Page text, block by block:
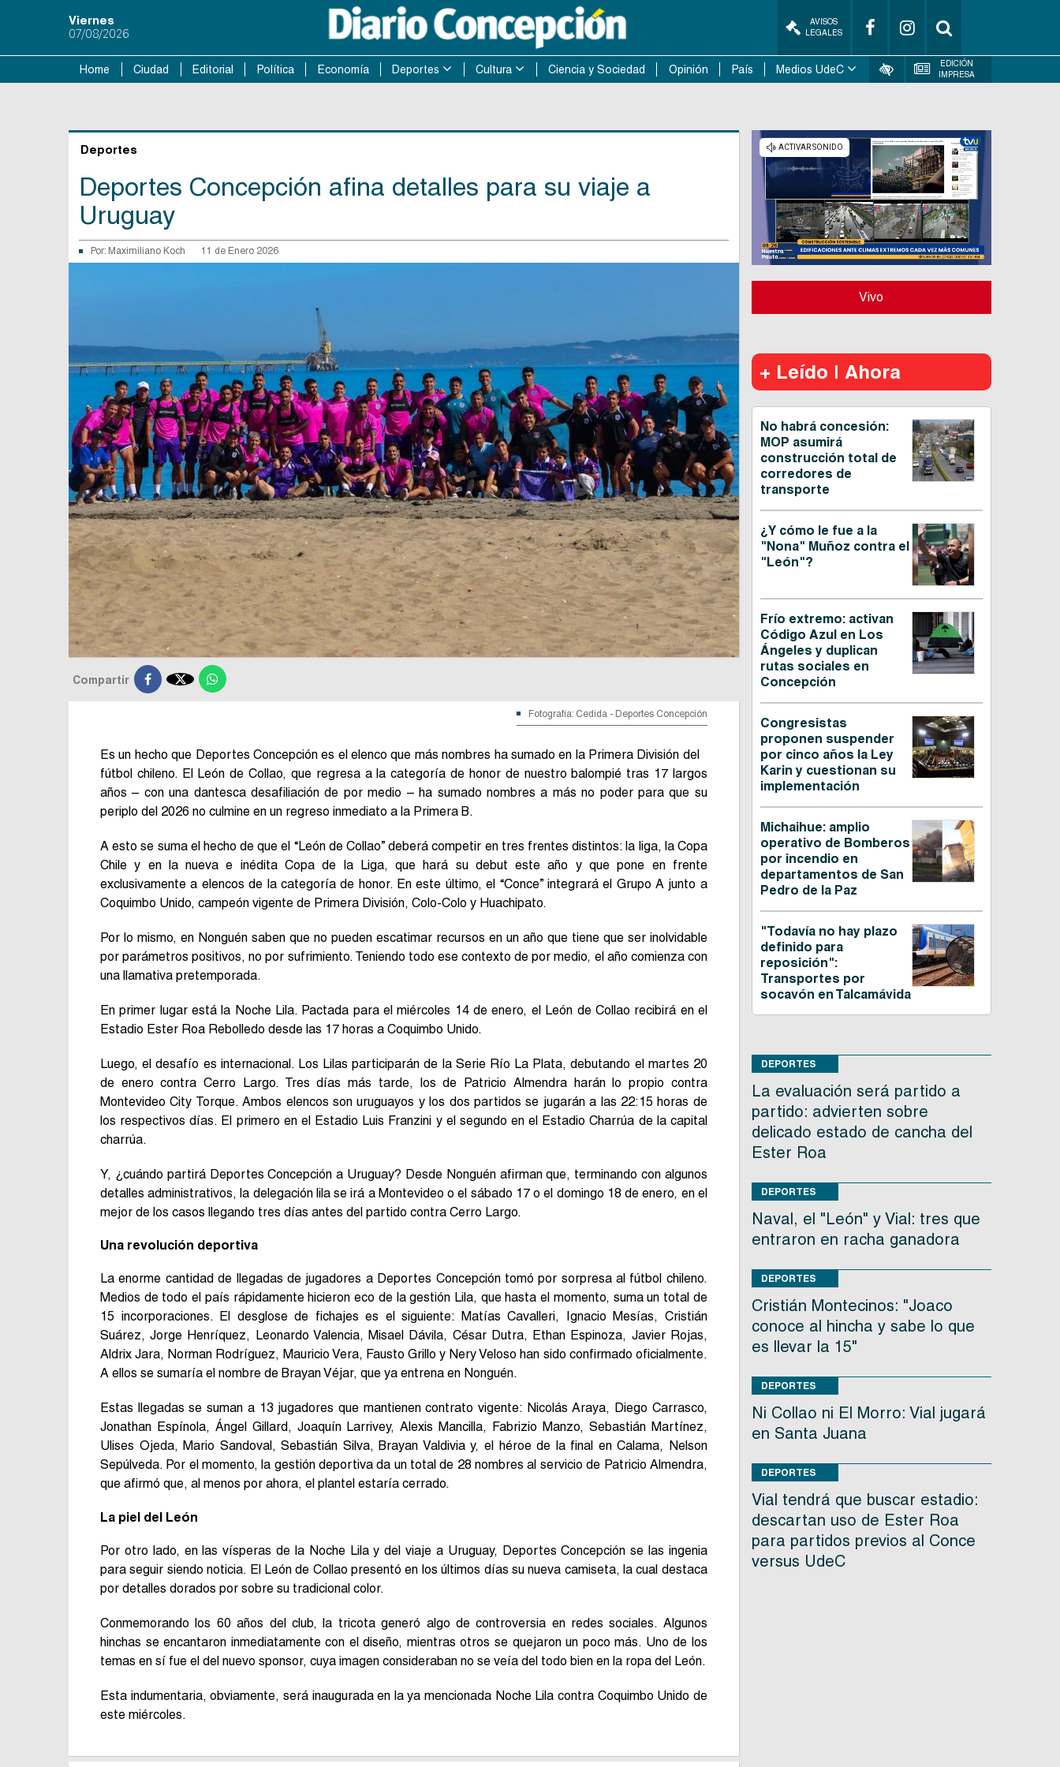
Viernes
07/08/2026
AVISOS
LEGALES
Home Ciudad Editorial Política Economía Deportes Cultura Ciencia y Sociedad Opinión País Medios UdeC
EDICIÓN
IMPRESA
Deportes
Deportes Concepción afina detalles para su viaje a
Uruguay
Por: Maximiliano Koch 11 de Enero 2026
Compartir 
Fotografía: Cedida - Deportes Concepción
Es un hecho que Deportes Concepción es el elenco que más nombres ha sumado en la Primera División del
fútbol chileno. El León de Collao, que regresa a la categoría de honor de nuestro balompié tras 17 largos
años – con una dantesca desafiliación de por medio – ha sumado nombres a más no poder para que su
periplo del 2026 no culmine en un regreso inmediato a la Primera B.
A esto se suma el hecho de que el “León de Collao” deberá competir en tres frentes distintos: la liga, la Copa
Chile y en la nueva e inédita Copa de la Liga, que hará su debut este año y que pone en frente
exclusivamente a elencos de la categoría de honor. En este último, el “Conce” integrará el Grupo A junto a
Coquimbo Unido, campeón vigente de Primera División, Colo-Colo y Huachipato.
Por lo mismo, en Nonguén saben que no pueden escatimar recursos en un año que tiene que ser inolvidable
por parámetros positivos, no por sufrimiento. Teniendo todo ese contexto de por medio, el año comienza con
una llamativa pretemporada.
En primer lugar está la Noche Lila. Pactada para el miércoles 14 de enero, el León de Collao recibirá en el
Estadio Ester Roa Rebolledo desde las 17 horas a Coquimbo Unido.
Luego, el desafío es internacional. Los Lilas participarán de la Serie Río La Plata, debutando el martes 20
de enero contra Cerro Largo. Tres días más tarde, los de Patricio Almendra harán lo propio contra
Montevideo City Torque. Ambos elencos son uruguayos y los dos partidos se jugarán a las 22:15 horas de
los respectivos días. El primero en el Estadio Luis Franzini y el segundo en el Estadio Charrúa de la capital
charrúa.
Y, ¿cuándo partirá Deportes Concepción a Uruguay? Desde Nonguén afirman que, terminando con algunos
detalles administrativos, la delegación lila se irá a Montevideo o el sábado 17 o el domingo 18 de enero, en el
mejor de los casos llegando tres días antes del partido contra Cerro Largo.
Una revolución deportiva
La enorme cantidad de llegadas de jugadores a Deportes Concepción tomó por sorpresa al fútbol chileno.
Medios de todo el país rápidamente hicieron eco de la gestión Lila, que hasta el momento, suma un total de
15 incorporaciones. El desglose de fichajes es el siguiente: Matías Cavalleri, Ignacio Mesías, Cristián
Suárez, Jorge Henríquez, Leonardo Valencia, Misael Dávila, César Dutra, Ethan Espinoza, Javier Rojas,
Aldrix Jara, Norman Rodríguez, Mauricio Vera, Fausto Grillo y Nery Veloso han sido confirmado oficialmente.
A ellos se sumaría el nombre de Brayan Véjar, que ya entrena en Nonguén.
Estas llegadas se suman a 13 jugadores que mantienen contrato vigente: Nicolás Araya, Diego Carrasco,
Jonathan Espínola, Ángel Gillard, Joaquín Larrivey, Alexis Mancilla, Fabrizio Manzo, Sebastián Martínez,
Ulises Ojeda, Mario Sandoval, Sebastián Silva, Brayan Valdivia y, el héroe de la final en Calama, Nelson
Sepúlveda. Por el momento, la gestión deportiva da un total de 28 nombres al servicio de Patricio Almendra,
que afirmó que, al menos por ahora, el plantel estaría cerrado.
La piel del León
Por otro lado, en las vísperas de la Noche Lila y del viaje a Uruguay, Deportes Concepción se las ingenia
para seguir siendo noticia. El León de Collao presentó en los últimos días su nueva camiseta, la cual destaca
por detalles dorados por sobre su tradicional color.
Conmemorando los 60 años del club, la tricota generó algo de controversia en redes sociales. Algunos
hinchas se encantaron inmediatamente con el diseño, mientras otros se quejaron un poco más. Uno de los
temas en sí fue el del nuevo sponsor, cuya imagen consideraban no se veía del todo bien en la ropa del León.
Esta indumentaria, obviamente, será inaugurada en la ya mencionada Noche Lila contra Coquimbo Unido de
este miércoles.
Vivo
+ Leído | Ahora
No habrá concesión:
MOP asumirá
construcción total de
corredores de
transporte
¿Y cómo le fue a la
"Nona" Muñoz contra el
"León"?
Frío extremo: activan
Código Azul en Los
Ángeles y duplican
rutas sociales en
Concepción
Congresistas
proponen suspender
por cinco años la Ley
Karin y cuestionan su
implementación
Michaihue: amplio
operativo de Bomberos
por incendio en
departamentos de San
Pedro de la Paz
"Todavía no hay plazo
definido para
reposición":
Transportes por
socavón en Talcamávida
DEPORTES
La evaluación será partido a
partido: advierten sobre
delicado estado de cancha del
Ester Roa
DEPORTES
Naval, el "León" y Vial: tres que
entraron en racha ganadora
DEPORTES
Cristián Montecinos: "Joaco
conoce al hincha y sabe lo que
es llevar la 15"
DEPORTES
Ni Collao ni El Morro: Vial jugará
en Santa Juana
DEPORTES
Vial tendrá que buscar estadio:
descartan uso de Ester Roa
para partidos previos al Conce
versus UdeC